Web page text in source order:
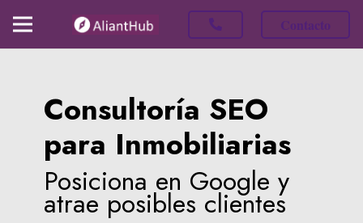
Consultoría SEO
para Inmobiliarias
Posiciona en Google y
atrae posibles clientes